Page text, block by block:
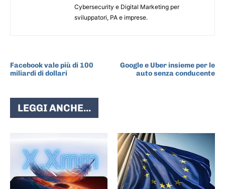
Cybersecurity e Digital Marketing per
sviluppatori, PA e imprese.
Facebook vale più di 100
miliardi di dollari
Google e Uber insieme per le
auto senza conducente
LEGGI ANCHE...